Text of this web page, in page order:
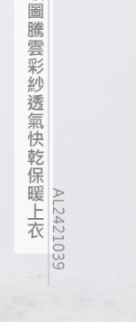
買賣價金債權讓與本公
2.基於同意付款使用「
資料（包含姓名、電
由本公司與您本人進行
3.完整用戶服務條款，
購買商品的店家。未
後付繳納相關費用。
※ 交易是否成功請以「
是否繳費成功／繳費後
客戶支援中心」
【注意事項】
１．透過由恩沛科技
易，需依本服務之必
權轉讓予恩沛科技股份
２．關於個人資料處
https://aftee.tw/terms/
３．未成年的使用者
「AFTEE先享後付」
任。
４．使用「AFTEE先
時審查核予不同之上
５．嚴禁一人註冊多
恩沛科技股份有限公
宅配
每筆NT$100，滿
付款後門市自取
免運費
貨到付款
每筆NT$130，滿